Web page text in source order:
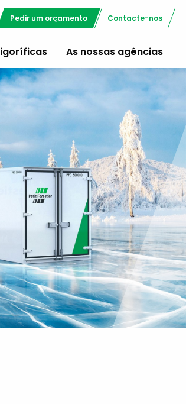
Pedir um orçamento Contacte-nos
As nossas agências